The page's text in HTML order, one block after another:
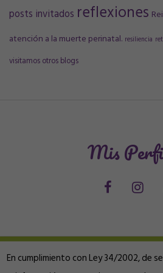
posts invitados reflexiones
atención a la muerte perinatal. resiliencia
visitamos otros blogs
Mis
En cumplimiento con Ley 34/2002, de